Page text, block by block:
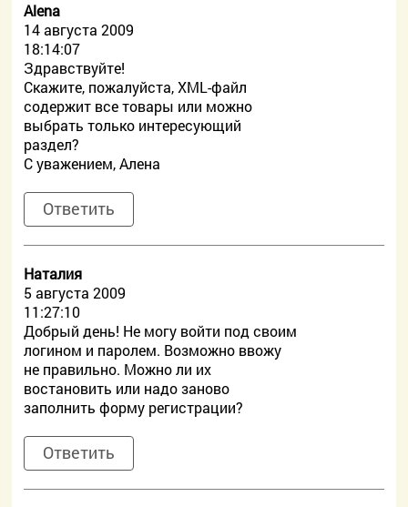
Alena
14 августа 2009
18:14:07
Здравствуйте!
Скажите, пожалуйста, XML-файл
содержит все товары или можно
выбрать только интересующий
раздел?
С уважением, Алена
Ответить
Наталия
5 августа 2009
11:27:10
Добрый день! Не могу войти под своим
логином и паролем. Возможно ввожу
не правильно. Можно ли их
востановить или надо заново
заполнить форму регистрации?
Ответить